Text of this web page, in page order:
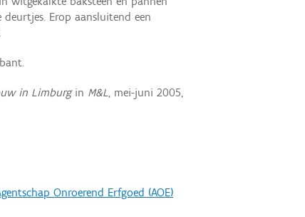
Erop aansluitend een
in Limburgin M&L, mei-juni 2005,
Onroerend Erfgoed (AOE)